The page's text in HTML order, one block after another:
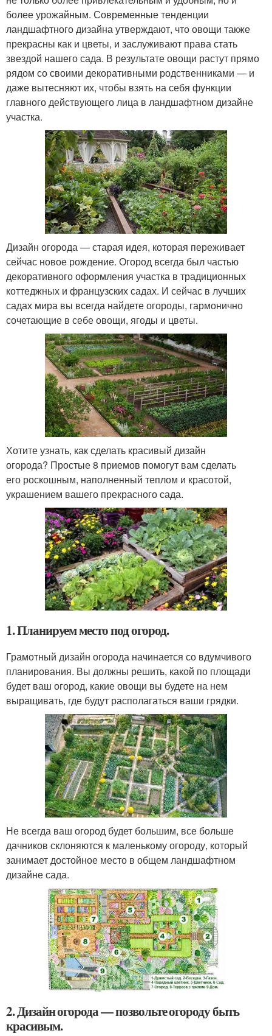
более урожайным. Современные тенденции
ландшафтного дизайна утверждают, что овощи также
прекрасны как и цветы, и заслуживают права стать
звездой нашего сада. В результате овощи растут прямо
рядом со своими декоративными родственниками — и
даже вытесняют их, чтобы взять на себя функции
главного действующего лица в ландшафтном дизайне
участка.
Дизайн огорода — старая идея, которая переживает
сейчас новое рождение. Огород всегда был частью
декоративного оформления участка в традиционных
коттеджных и французских садах. И сейчас в лучших
садах мира вы всегда найдете огороды, гармонично
сочетающие в себе овощи, ягоды и цветы.
Хотите узнать, как сделать красивый дизайн
огорода? Простые 8 приемов помогут вам сделать
его роскошным, наполненный теплом и красотой,
украшением вашего прекрасного сада.
1. Планируем место под огород.
Грамотный дизайн огорода начинается со вдумчивого
планирования. Вы должны решить, какой по площади
будет ваш огород, какие овощи вы будете на нем
выращивать, где будут располагаться ваши грядки.
Не всегда ваш огород будет большим, все больше
дачников склоняются к маленькому огороду, который
занимает достойное место в общем ландшафтном
дизайне сада.
2. Дизайн огорода — позвольте огороду быть
красивым.